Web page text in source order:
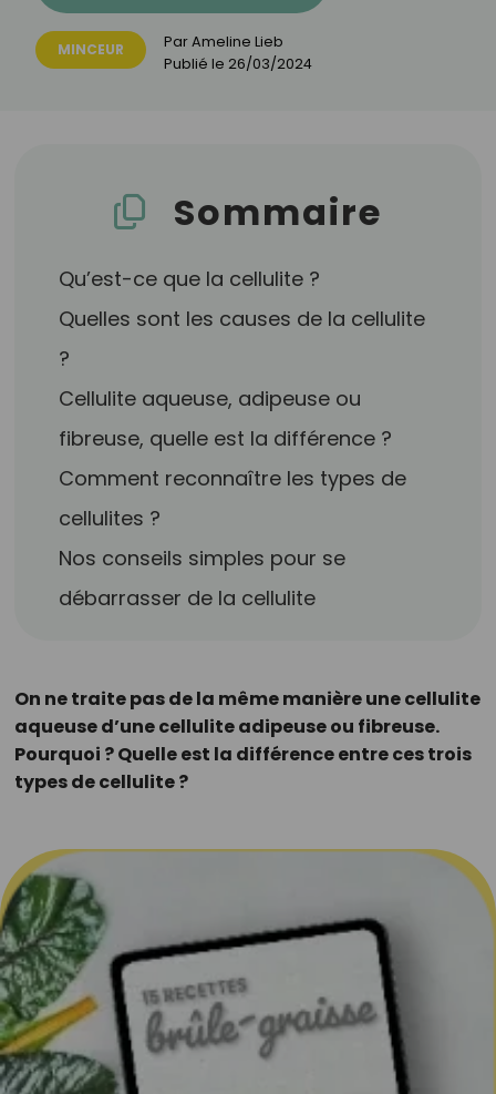
MINCEUR ParAmeline Lieb
Publié le 26/03/2024
Sommaire
Qu’est-ce que la cellulite ?
Quelles sont les causes de la cellulite
?
Cellulite aqueuse, adipeuse ou
fibreuse, quelle est la différence ?
Comment reconnaître les types de
cellulites ?
Nos conseils simples pour se
débarrasser de la cellulite
On ne traite pas de la même manière une cellulite
aqueuse d’une cellulite adipeuse ou fibreuse.
Pourquoi ? Quelle est la différence entre ces trois
types de cellulite ?